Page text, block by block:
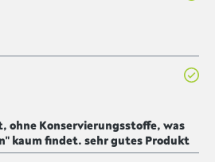
ohne Konservierungsstoffe, was
kaum findet. sehr gutes Produkt